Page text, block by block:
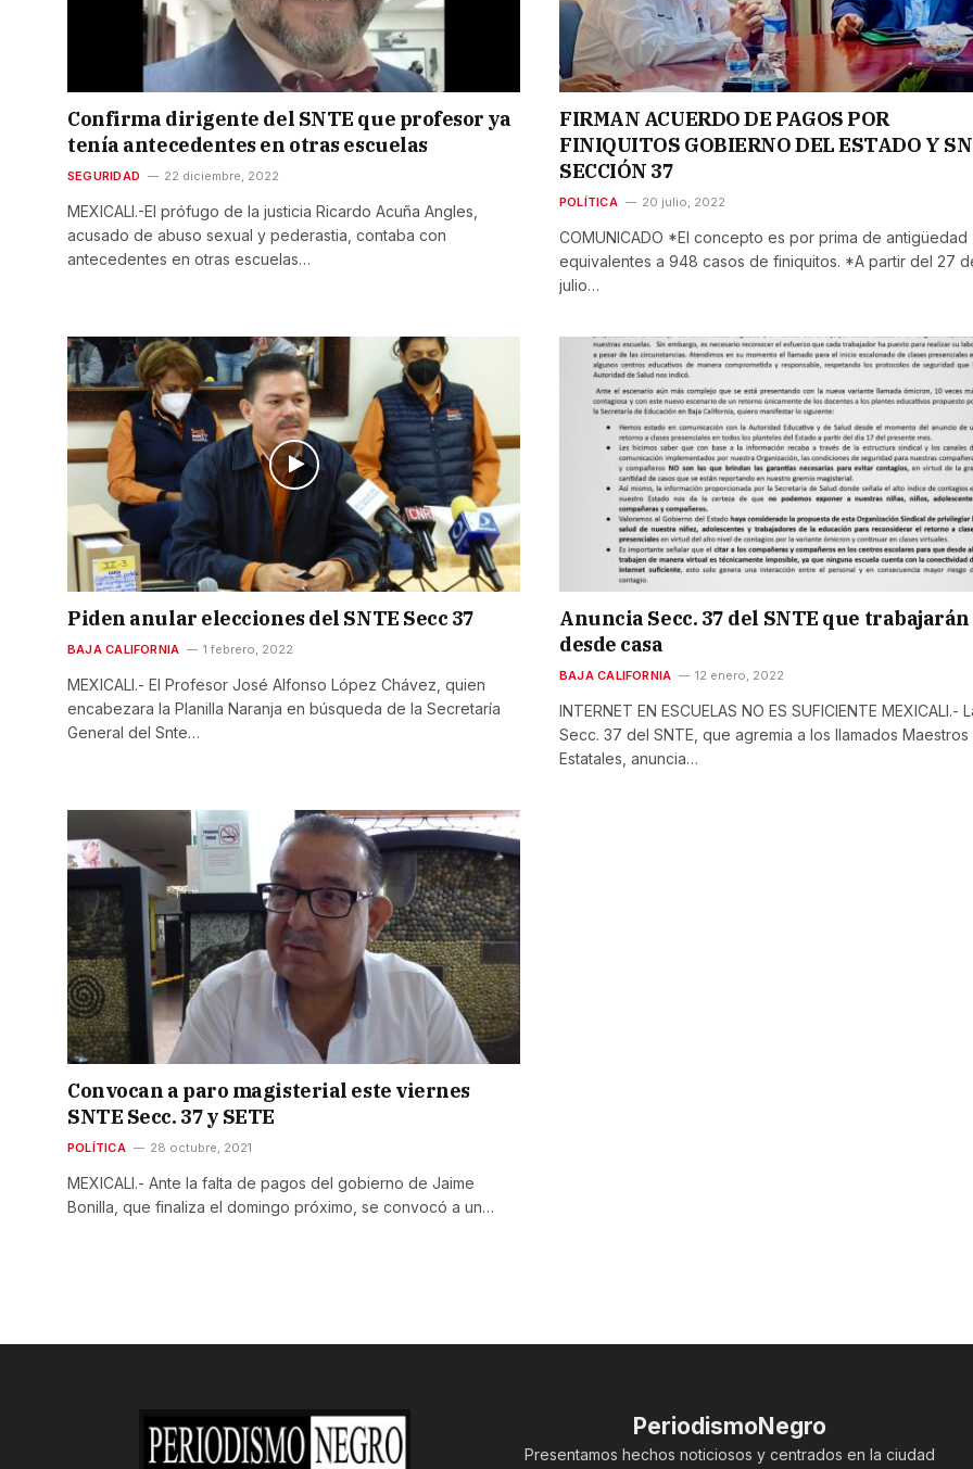
Confirma dirigente del SNTE que profesor ya
tenía antecedentes en otras escuelas
SEGURIDAD 22 diciembre, 2022
MEXICALI.-El prófugo de la justicia Ricardo Acuña Angles,
acusado de abuso sexual y pederastia, contaba con
antecedentes en otras escuelas…
FIRMAN ACUERDO DE PAGOS POR
FINIQUITOS GOBIERNO DEL ESTADO Y
SECCIÓN 37
POLÍTICA 20 julio, 2022
COMUNICADO *El concepto es por prima de antigüedad
equivalentes a 948 casos de finiquitos. *A partir del 27
julio…
Piden anular elecciones del SNTE Secc 37
BAJA CALIFORNIA 1 febrero, 2022
MEXICALI.- El Profesor José Alfonso López Chávez, quien
encabezara la Planilla Naranja en búsqueda de la Secretaría
General del Snte…
Anuncia Secc. 37 del SNTE que trabajarán
desde casa
BAJA CALIFORNIA 12 enero, 2022
INTERNET EN ESCUELAS NO ES SUFICIENTE MEXICALI.-
Secc. 37 del SNTE, que agremia a los llamados Maestros
Estatales, anuncia…
Convocan a paro magisterial este viernes
SNTE Secc. 37 y SETE
POLÍTICA 28 octubre, 2021
MEXICALI.- Ante la falta de pagos del gobierno de Jaime
Bonilla, que finaliza el domingo próximo, se convocó a un…
PeriodismoNegro
Presentamos hechos noticiosos y centrados en la ciudad